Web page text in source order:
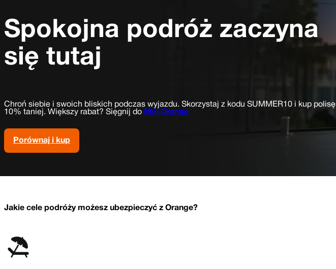
Spokojna podróż zaczyna
się tutaj
Chroń siebie i swoich bliskich podczas wyjazdu. Skorzystaj z kodu SUMMER10 i kup polisę
10% taniej. Większy rabat? Sięgnij do Mój Orange
Porównaj i kup
Jakie cele podróży możesz ubezpieczyć z Orange?